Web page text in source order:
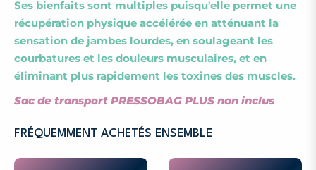
Ses bienfaits sont multiples puisqu'elle permet une
récupération physique accélérée en atténuant la
sensation de jambes lourdes, en soulageant les
courbatures et les douleurs musculaires, et en
éliminant plus rapidement les toxines des muscles.
Sac de transport PRESSOBAG PLUS non inclus
FRÉQUEMMENT ACHETÉS ENSEMBLE